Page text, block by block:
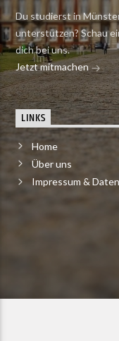
Du studierst in
unterstützen? Schau
dich bei uns.
Jetzt mitmachen
LINKS
Home
Über uns
Impressum &